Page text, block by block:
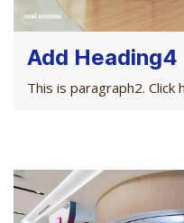
Add Heading4
This is paragraph2.